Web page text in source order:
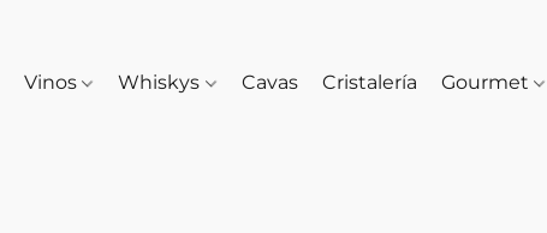
Vinos Whiskys Cavas Cristalería Gourmet